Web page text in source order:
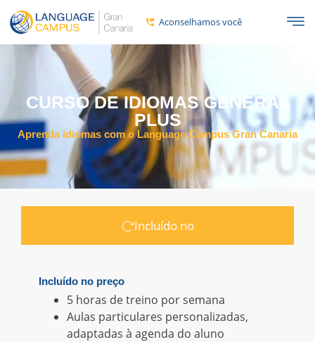
Aconselhamos você
CURSO DE IDIOMAS GENERAL
PLUS
Aprenda idiomas com o Language Campus Gran Canaria
Incluído no
Incluído no preço
5 horas de treino por semana
Aulas particulares personalizadas,
adaptadas à agenda do aluno